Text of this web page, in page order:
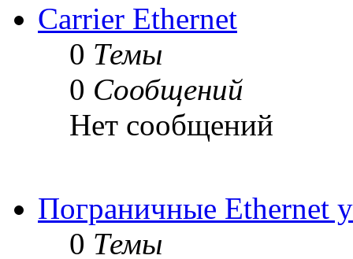
Carrier Ethernet
0 Темы
0 Сообщений
Нет сообщений
Пограничные Ethernet
0 Темы